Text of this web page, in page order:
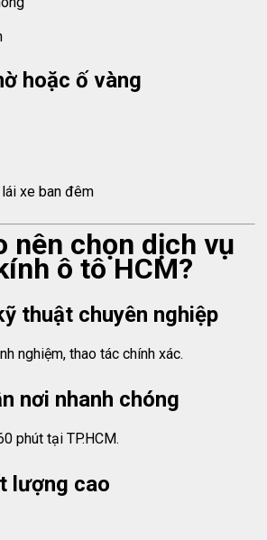
hoặc ố vàng
xe ban đêm
nên chọn dịch vụ
ô tô HCM?
thuật chuyên nghiệp
nghiệm, thao tác chính xác.
nơi nhanh chóng
phút tại TP.HCM.
lượng cao